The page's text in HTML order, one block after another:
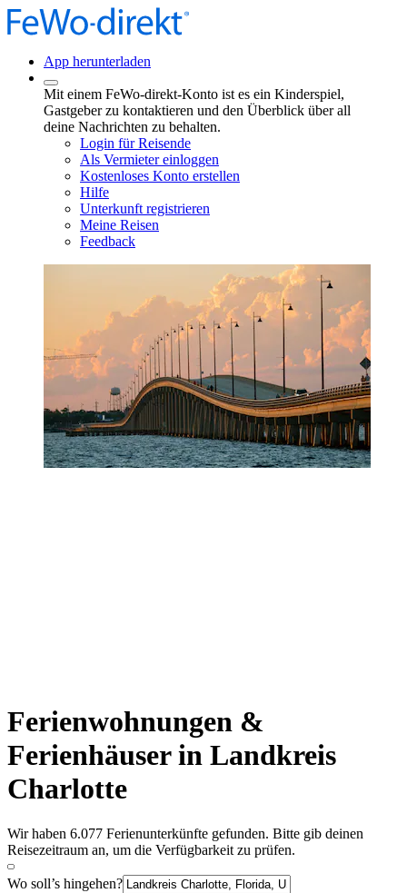
App herunterladen
Mit einem FeWo-direkt-Konto ist es ein Kinderspiel,
Gastgeber zu kontaktieren und den Überblick über all
deine Nachrichten zu behalten.
Login für Reisende
Als Vermieter einloggen
Kostenloses Konto erstellen
Hilfe
Unterkunft registrieren
Meine Reisen
Feedback
Ferienwohnungen &
Ferienhäuser in Landkreis
Charlotte
Wir haben 6.077 Ferienunterkünfte gefunden. Bitte gib deinen
Reisezeitraum an, um die Verfügbarkeit zu prüfen.
Wo soll’s hingehen?